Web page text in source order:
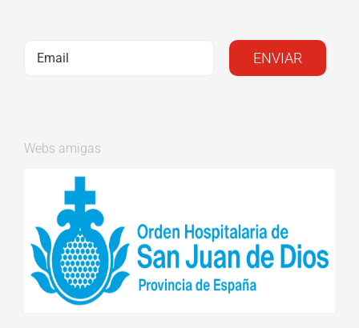
Webs amigas